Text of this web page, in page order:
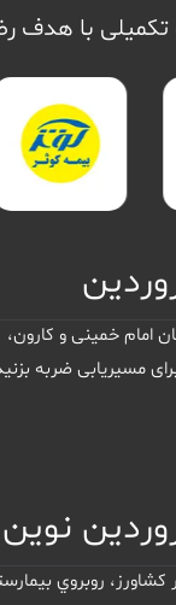
تکمیلی با
امام خمینی و کارون،
نوین
کشاورز، روبروي